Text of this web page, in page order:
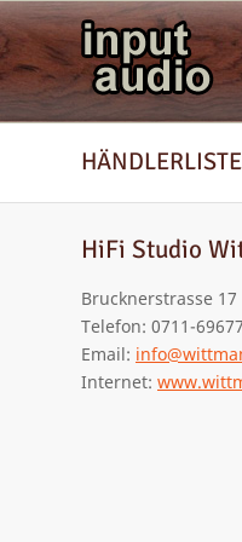
HÄNDLERLISTE
HiFi Studio
Brucknerstrasse 17
Telefon: 0711-
Email:
Internet: